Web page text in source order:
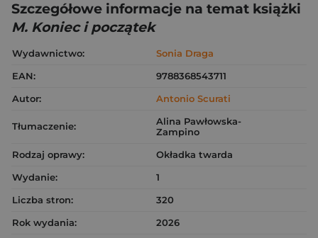
Szczegółowe informacje na temat książki
M. Koniec i początek
Wydawnictwo:
Sonia Draga
EAN:
9788368543711
Autor:
Antonio Scurati
Tłumaczenie:
Alina Pawłowska-
Zampino
Rodzaj oprawy:
Okładka twarda
Wydanie:
1
Liczba stron:
320
Rok wydania:
2026